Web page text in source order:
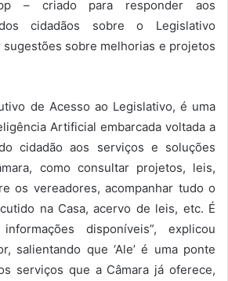
– criado para responder aos
cidadãos sobre o Legislativo
sobre melhorias e projetos
de Acesso ao Legislativo, é uma
Artificial embarcada voltada a
cidadão aos serviços e soluções
como consultar projetos, leis,
os vereadores, acompanhar tudo o
na Casa, acervo de leis, etc. É
disponíveis”, explicou
salientando que ‘Ale’ é uma ponte
serviços que a Câmara já oferece,